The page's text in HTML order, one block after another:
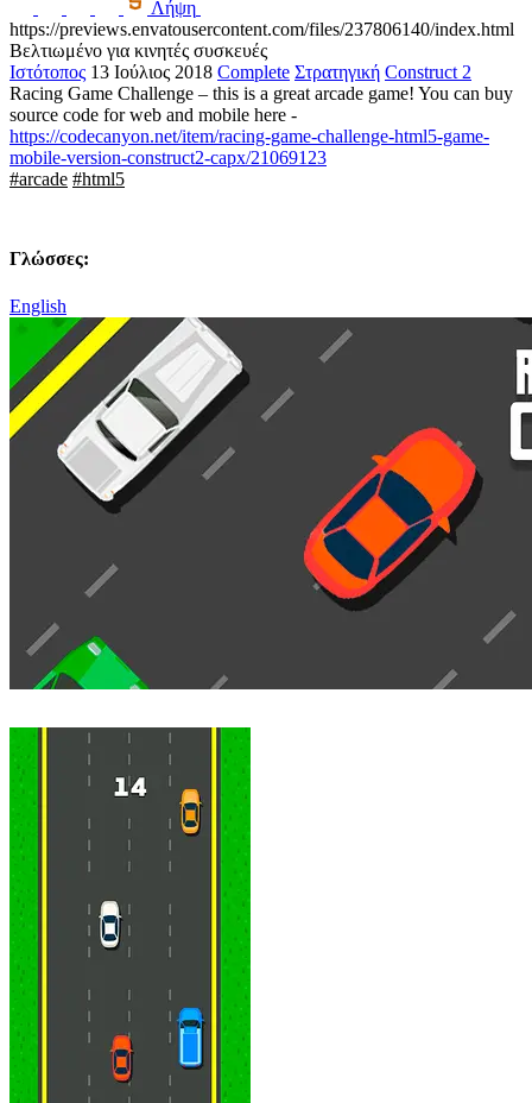
Λήψη
https://previews.envatousercontent.com/files/237806140/index.html
Βελτιωμένο για κινητές συσκευές
Ιστότοπος 13 Ιούλιος 2018 Complete Στρατηγική Construct 2
Racing Game Challenge – this is a great arcade game! You can buy
source code for web and mobile here -
https://codecanyon.net/item/racing-game-challenge-html5-game-
mobile-version-construct2-capx/21069123
#arcade #html5
Γλώσσες:
English